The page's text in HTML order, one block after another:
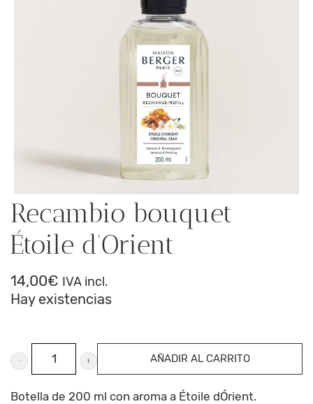
Recambio bouquet
Étoile d’Orient
14,00€ IVA incl.
Hay existencias
Recambio
bouquet
Étoile
AÑADIR AL CARRITO
Botella de 200 ml con aroma a Étoile dÓrient.